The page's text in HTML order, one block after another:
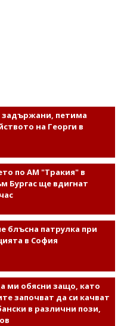
петима
на Георги в
по АМ "Тракия" в
Бургас ще вдигнат
блъсна патрулка при
в София
ми обясни защо, като
започват да си качват
в различни пози,